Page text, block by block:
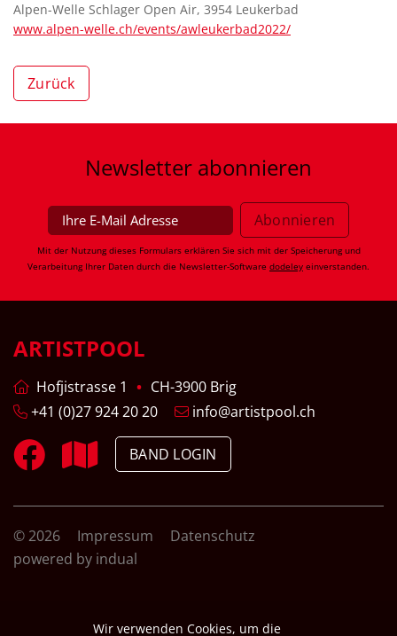
Alpen-Welle Schlager Open Air, 3954 Leukerbad
www.alpen-welle.ch/events/awleukerbad2022/
Zurück
Newsletter abonnieren
Mit der Nutzung dieses Formulars erklären Sie sich mit der Speicherung und
Verarbeitung Ihrer Daten durch die Newsletter-Software dodeley einverstanden.
ARTISTPOOL
Hofjistrasse 1
CH-3900 Brig
+41 (0)27 924 20 20
info@artistpool.ch
BAND LOGIN
© 2026 Impressum
Datenschutz
powered by indual
Wir verwenden Cookies, um die